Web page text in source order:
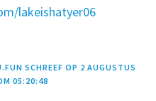
lakeishatyer06
SCHREEF OP 2 AUGUSTUS
05:20:48